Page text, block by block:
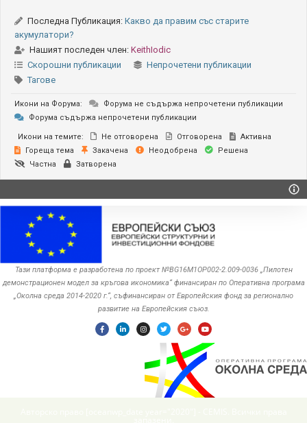
Последна Публикация: Какво да правим със старите
акумулатори?
Нашият последен член: KeithIodic
Скорошни публикации
Непрочетени публикации
Тагове
Икони на Форума:
Форума не съдържа непрочетени публикации
Форума съдържа непрочетени публикации
Икони на темите: Не отговорена Отговорена
Активна
Гореща тема
Закачена Неодобрена
Решена
Частна
Затворена
Тази платформа е разработена по проект №BG16M1OP002-2.‎009-0036 „Пилотен
демонстрационен модел за кръгова икономика“ финансиран по Оперативна програма
„Околна среда ‎‎2014-2020 г.“, съфинансиран от Европейския фонд за регионално
развитие на Европейския съюз.